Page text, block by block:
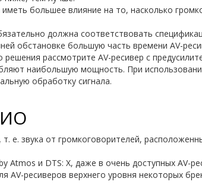
большее влияние на то, насколько
должна соответствовать
обстановке большую часть времени AV-
рассмотрите AV-ресивер с
наибольшую мощность. При
обработку сигнала.
е. звука от громкоговорителей,
и DTS: X, даже в очень доступных AV-
AV-ресиверов верхнего уровня некоторых